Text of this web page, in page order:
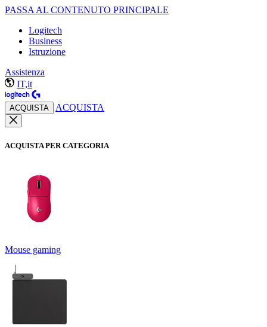
PASSA AL CONTENUTO PRINCIPALE
Logitech
Business
Istruzione
Assistenza
IT,it
ACQUISTA ACQUISTA
ACQUISTA PER CATEGORIA
Mouse gaming